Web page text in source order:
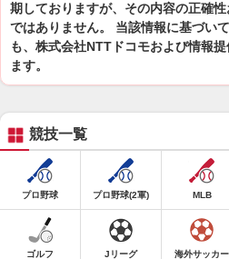
期しておりますが、その内容の正確
ではありません。 当該情報に基づい
も、株式会社NTTドコモおよび情報
ます。
競技一覧
プロ野球 プロ野球(2軍) MLB
ゴルフ Jリーグ 海外サッカー